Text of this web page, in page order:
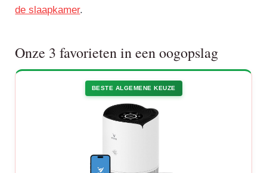
de slaapkamer.
Onze 3 favorieten in een oogopslag
BESTE ALGEMENE KEUZE